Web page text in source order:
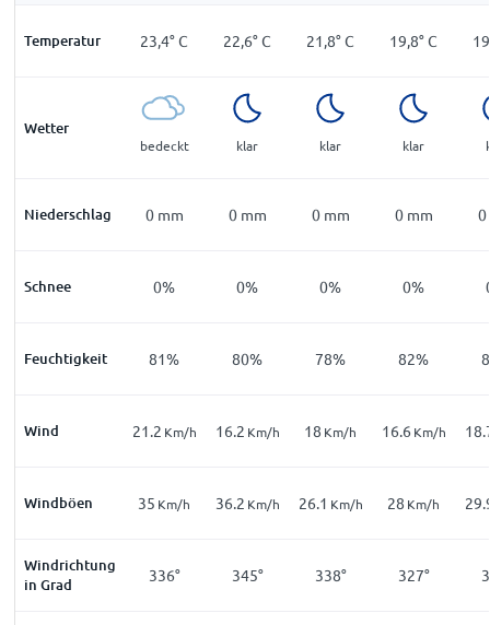
Temperatur 23,4°C 22,6°C 21,8°C 19,8°C
Wetter
bedeckt klar klar klar
Niederschlag 0 mm 0 mm 0 mm 0 mm 0
Schnee 0% 0% 0% 0%
Feuchtigkeit 81% 80% 78% 82%
Wind 21.2 Km/h 16.2 Km/h 18 Km/h 16.6 Km/h
Windböen 35 Km/h 36.2 Km/h 26.1 Km/h 28 Km/h
Windrichtung
in Grad
336° 345° 338° 327°